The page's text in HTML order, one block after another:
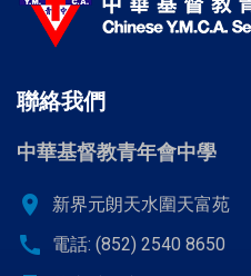
聯絡我們
中華基督教青年會中學
location_on 新界元朗天水圍天富苑
call 電話: (852) 2540 8650